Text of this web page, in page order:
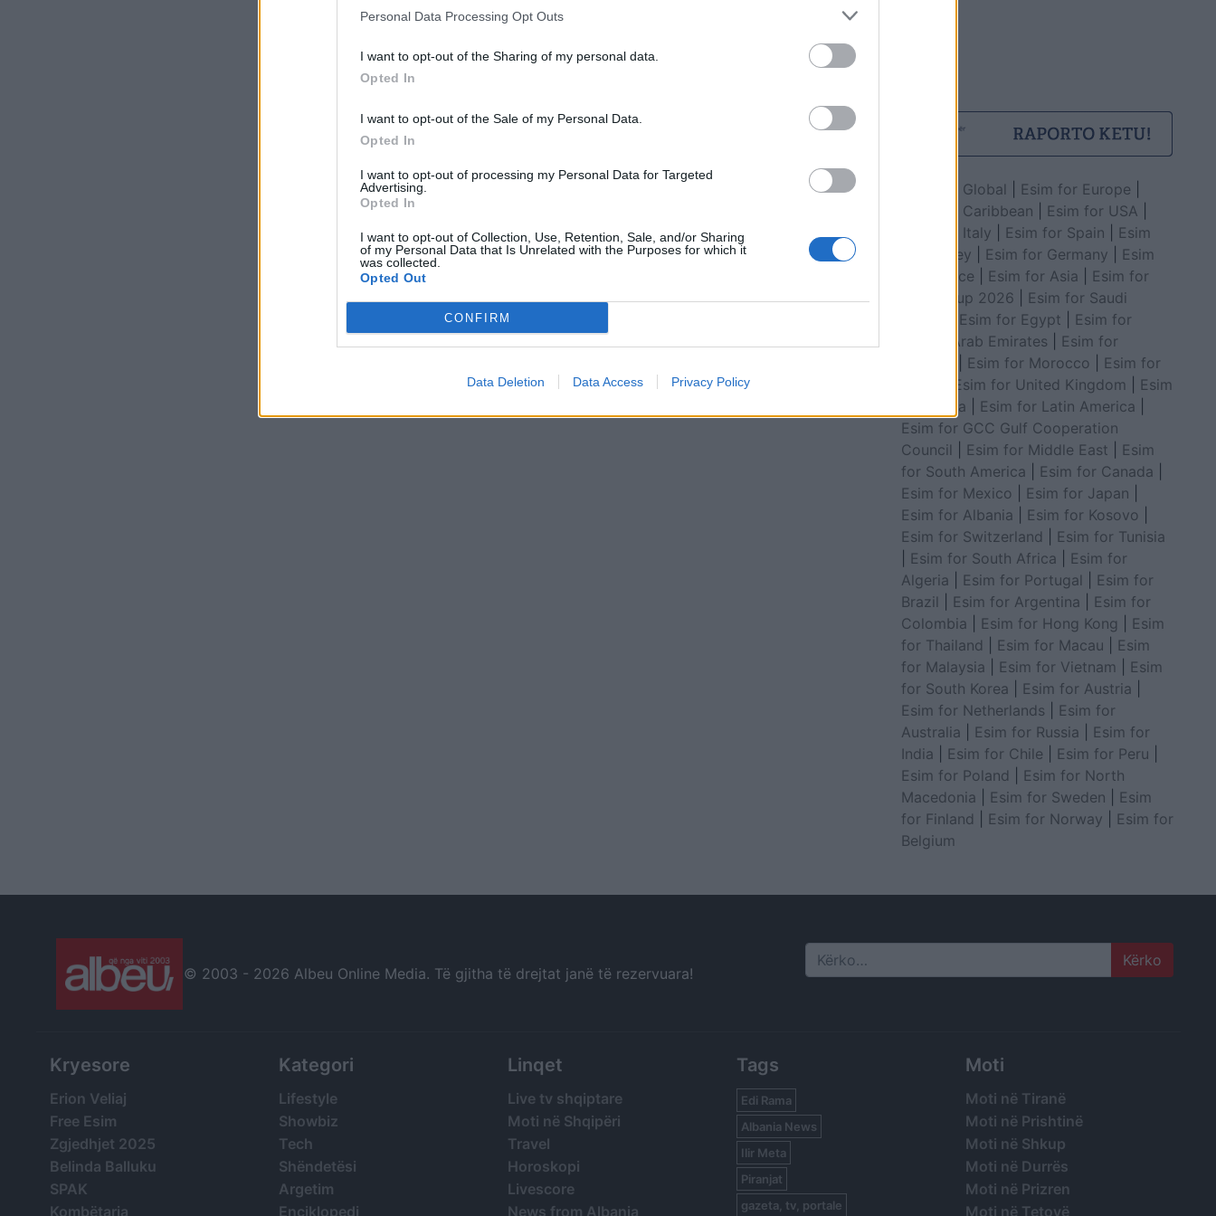
Personal Data Processing Opt Outs
I want to opt-out of the Sharing of my personal data.
Opted In
I want to opt-out of the Sale of my Personal Data.
Opted In
I want to opt-out of processing my Personal Data for Targeted
Advertising.
Opted In
I want to opt-out of Collection, Use, Retention, Sale, and/or Sharing
of my Personal Data that Is Unrelated with the Purposes for which it
was collected.
Opted Out
CONFIRM
Data Deletion Data Access Privacy Policy
Esim for Global Esim for Europe
Esim for Caribbean
Esim for USA
Esim for Italy
Esim for Spain
Esim
for Turkey
Esim for Germany
Esim
for Greece
Esim for Asia
Esim for
World Cup 2026
Esim for Saudi
Esim for Egypt
Esim for
United Arab Emirates
Esim for
Esim for Morocco
Esim for
Esim for United Kingdom
Esim
for Africa
Esim for Latin America
Esim for GCC Gulf Cooperation
Council
Esim for Middle East
Esim
for South America
Esim for Canada
Esim for Mexico
Esim for Japan
Esim for Albania
Esim for Kosovo
Esim for Switzerland
Esim for Tunisia
Esim for South Africa
Esim for
Algeria
Esim for Portugal
Esim for
Brazil
Esim for Argentina
Esim for
Colombia
Esim for Hong Kong
Esim
for Thailand
Esim for Macau
Esim
for Malaysia
Esim for Vietnam
Esim
for South Korea
Esim for Austria
Esim for Netherlands
Esim for
Australia
Esim for Russia
Esim for
India
Esim for Chile Esim for Peru
Esim for Poland
Esim for North
Macedonia
Esim for Sweden
Esim
for Finland
Esim for Norway
Esim for
Belgium
© 2003 - 2026 Albeu Online Media. Të gjitha të drejtat janë të rezervuara! Search
Kryesore
Erion Veliaj
Free Esim
Zgjedhjet 2025
Belinda Balluku
SPAK
Kombëtarja
Kategori
Lifestyle
Showbiz
Tech
Shëndetësi
Argetim
Enciklopedi
Linqet
Live tv shqiptare
Moti në Shqipëri
Travel
Horoskopi
Livescore
News from Albania
Tags
Edi Rama
Albania News
Ilir Meta
Piranjat
gazeta, tv, portale
Moti
Moti në Tiranë
Moti në Prishtinë
Moti në Shkup
Moti në Durrës
Moti në Prizren
Moti në Tetovë